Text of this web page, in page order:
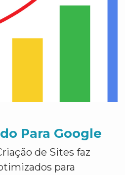
Para Google
de Sites faz
para